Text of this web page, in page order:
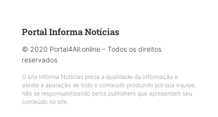
Portal Informa Notícias
© 2020 Portal4All.online – Todos os direitos
reservados
O site Informa Notícias preza a qualidade da informação e
atesta a apuração de todo o conteúdo produzido por sua equipe,
não se responsabilizando pelos publishers que apresentam seu
conteúdo no site.